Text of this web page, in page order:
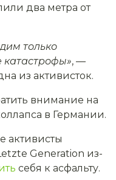
два метра от
только
, —
из активисток.
внимание на
в Германии.
активисты
Generation из-
себя к асфальту.